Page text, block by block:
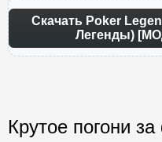
Скачать Poker
Легенды)
Крутое погони